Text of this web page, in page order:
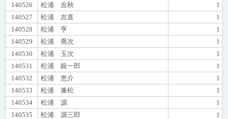
140526
松浦 吉秋
1
140527
松浦 吉直
1
140528
松浦 亨
1
140529
松浦 喬次
1
140530
松浦 玉次
1
140531
松浦 銀一郎
1
140532
松浦 恵介
1
140533
松浦 兼松
1
140534
松浦 源
1
140535
松浦 源三郎
1